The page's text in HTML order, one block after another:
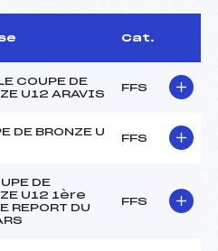
Cat.
COUPE DE
U12 ARAVIS
FFS
DE BRONZE U
FFS
DE
U12 1ère
REPORT DU
FFS